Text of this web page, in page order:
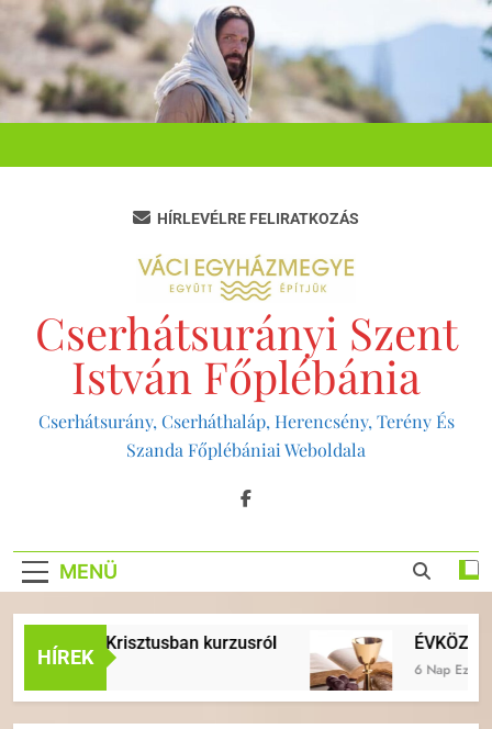
Ugrás
tartalomra
Cserhátsurányi Szent
István Főplébánia
Cserhátsurány, Cserháthaláp, Herencsény, Terény És
Szanda Főplébániai Weboldala
HÍRLEVÉLRE FELIRATKOZÁS
MENÜ
HÍREK
Krisztusban kurzusról ÉVKÖZI 18.
6 Nap Ezelőtt